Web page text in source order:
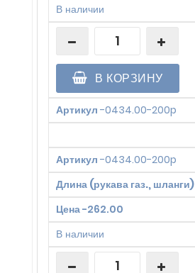
В наличии
В КОРЗИНУ
Артикул -0434.00-200p
Артикул -0434.00-200p
Длина (рукава газ., шланги)
Цена-262.00
В наличии